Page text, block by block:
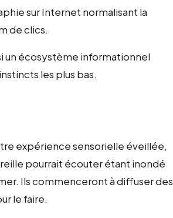
sur Internet normalisant la
de clics.
un écosystème informationnel
les plus bas.
expérience sensorielle éveillée,
pourrait écouter étant inondé
Ils commenceront à diffuser des
le faire.